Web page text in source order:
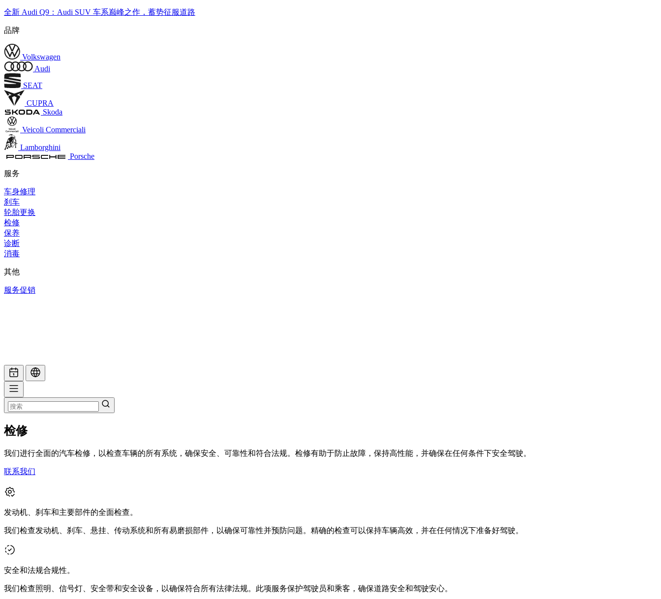
全新 Audi Q9：Audi SUV 车系巅峰之作，蓄势征服道路
品牌
Volkswagen
Audi
SEAT
CUPRA
Skoda
Veicoli Commerciali
Lamborghini
Porsche
服务
车身修理
刹车
轮胎更换
检修
保养
诊断
消毒
其他
服务促销
检修
我们进行全面的汽车检修，以检查车辆的所有系统，确保安全、可靠性和符合法规。检修有助于防止故障，保持高性能，并确保在任何条件下安全驾驶。
联系我们
发动机、刹车和主要部件的全面检查。
我们检查发动机、刹车、悬挂、传动系统和所有易磨损部件，以确保可靠性并预防问题。精确的检查可以保持车辆高效，并在任何情况下准备好驾驶。
安全和法规合规性。
我们检查照明、信号灯、安全带和安全设备，以确保符合所有法律法规。此项服务保护驾驶员和乘客，确保道路安全和驾驶安心。